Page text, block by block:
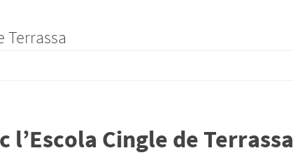
Terrassa
l’Escola Cingle de Terrassa